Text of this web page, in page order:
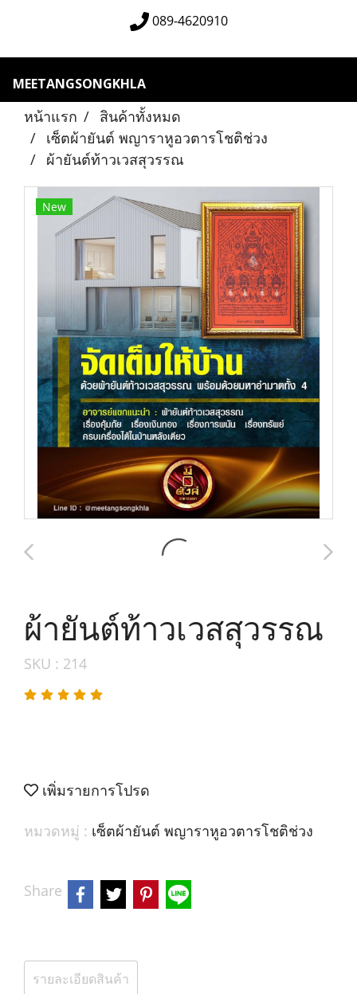
089-4620910
MEETANGSONGKHLA
หน้าแรก
สินค้าทั้งหมด
เซ็ตผ้ายันต์ พญาราหูอวตารโชติช่วง
ผ้ายันต์ท้าวเวสสุวรรณ
New
ผ้ายันต์ท้าวเวสสุวรรณ
SKU : 214
เพิ่มรายการโปรด
หมวดหมู่ : เซ็ตผ้ายันต์ พญาราหูอวตารโชติช่วง
Share
รายละเอียดสินค้า